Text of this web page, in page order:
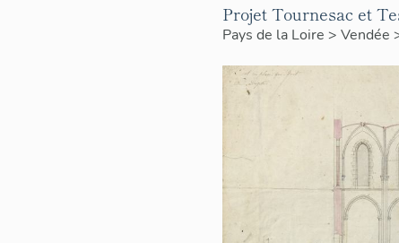
Projet Tournesac et
Pays de la Loire > Vendée